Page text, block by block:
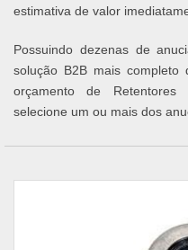
estimativa de valor
Possuindo dezenas de
solução B2B mais
orçamento de Retentores
selecione um ou mais dos